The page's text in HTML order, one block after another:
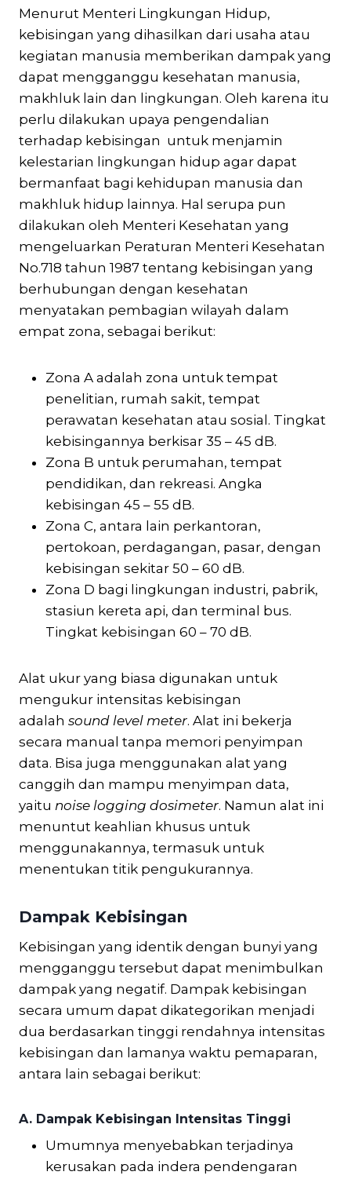
Menurut Menteri Lingkungan Hidup,
kebisingan yang dihasilkan dari usaha atau
kegiatan manusia memberikan dampak yang
dapat mengganggu kesehatan manusia,
makhluk lain dan lingkungan. Oleh karena itu
perlu dilakukan upaya pengendalian
terhadap kebisingan untuk menjamin
kelestarian lingkungan hidup agar dapat
bermanfaat bagi kehidupan manusia dan
makhluk hidup lainnya. Hal serupa pun
dilakukan oleh Menteri Kesehatan yang
mengeluarkan Peraturan Menteri Kesehatan
No.718 tahun 1987 tentang kebisingan yang
berhubungan dengan kesehatan
menyatakan pembagian wilayah dalam
empat zona, sebagai berikut:
Zona A adalah zona untuk tempat
penelitian, rumah sakit, tempat
perawatan kesehatan atau sosial. Tingkat
kebisingannya berkisar 35 – 45 dB.
Zona B untuk perumahan, tempat
pendidikan, dan rekreasi. Angka
kebisingan 45 – 55 dB.
Zona C, antara lain perkantoran,
pertokoan, perdagangan, pasar, dengan
kebisingan sekitar 50 – 60 dB.
Zona D bagi lingkungan industri, pabrik,
stasiun kereta api, dan terminal bus.
Tingkat kebisingan 60 – 70 dB.
Alat ukur yang biasa digunakan untuk
mengukur intensitas kebisingan
adalah sound level meter. Alat ini bekerja
secara manual tanpa memori penyimpan
data. Bisa juga menggunakan alat yang
canggih dan mampu menyimpan data,
yaitu noise logging dosimeter. Namun alat ini
menuntut keahlian khusus untuk
menggunakannya, termasuk untuk
menentukan titik pengukurannya.
Dampak Kebisingan
Kebisingan yang identik dengan bunyi yang
mengganggu tersebut dapat menimbulkan
dampak yang negatif. Dampak kebisingan
secara umum dapat dikategorikan menjadi
dua berdasarkan tinggi rendahnya intensitas
kebisingan dan lamanya waktu pemaparan,
antara lain sebagai berikut:
A. Dampak Kebisingan Intensitas Tinggi
Umumnya menyebabkan terjadinya
kerusakan pada indera pendengaran